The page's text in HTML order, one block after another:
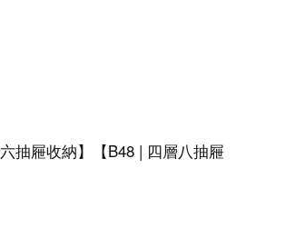
六抽屜收納】【B48 | 四層八抽屜